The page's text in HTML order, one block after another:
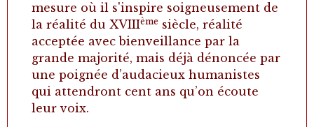
mesure où il s'inspire soigneusement de
la réalité du XVIIIème siècle, réalité
acceptée avec bienveillance par la
grande majorité, mais déjà dénoncée par
une poignée d’audacieux humanistes
qui attendront cent ans qu’on écoute
leur voix.